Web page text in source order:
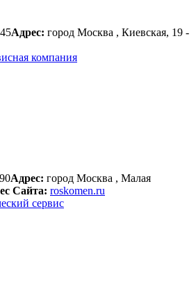
Адрес: город Москва , Киевская, 19 -
компания
Адрес: город Москва , Малая
Сайта: roskomen.ru
сервис